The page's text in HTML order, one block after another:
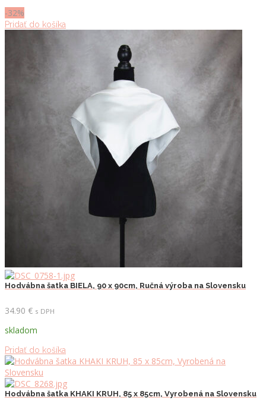
-32%
Pridať do košíka
Hodvábna šatka BIELA, 90 x 90cm, Ručná výroba na Slovensku
34.90 € s DPH
skladom
Pridať do košíka
Hodvábna šatka KHAKI KRUH, 85 x 85cm, Vyrobená na Slovensku